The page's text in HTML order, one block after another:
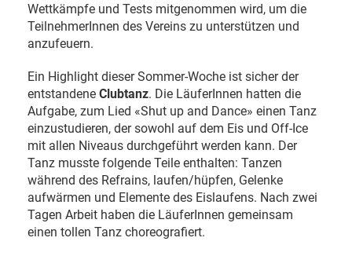
Wettkämpfe und Tests mitgenommen wird, um die
TeilnehmerInnen des Vereins zu unterstützen und
anzufeuern.
Ein Highlight dieser Sommer-Woche ist sicher der
entstandene Clubtanz. Die LäuferInnen hatten die
Aufgabe, zum Lied «Shut up and Dance» einen Tanz
einzustudieren, der sowohl auf dem Eis und Off-Ice
mit allen Niveaus durchgeführt werden kann. Der
Tanz musste folgende Teile enthalten: Tanzen
während des Refrains, laufen/hüpfen, Gelenke
aufwärmen und Elemente des Eislaufens. Nach zwei
Tagen Arbeit haben die LäuferInnen gemeinsam
einen tollen Tanz choreografiert.